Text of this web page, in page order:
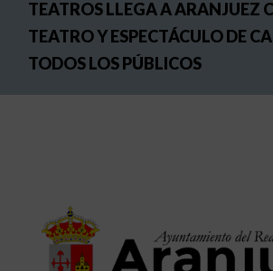
TEATROS LLEGA A ARANJUEZ
TEATRO Y ESPECTÁCULO DE
TODOS LOS PÚBLICOS